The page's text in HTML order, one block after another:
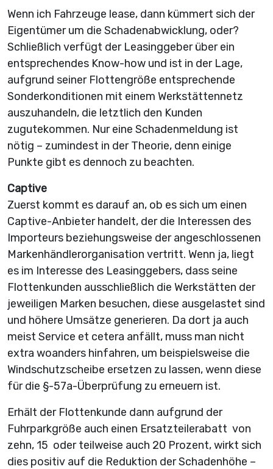
Wenn ich Fahrzeuge lease, dann kümmert sich der
Eigentümer um die Schadenabwicklung, oder?
Schließlich verfügt der Leasinggeber über ein
entsprechendes Know-how und ist in der Lage,
aufgrund seiner Flottengröße entsprechende
Sonderkonditionen mit einem Werkstättennetz
auszuhandeln, die letztlich den Kunden
zugutekommen. Nur eine Schadenmeldung ist
nötig – zumindest in der Theorie, denn einige
Punkte gibt es dennoch zu beachten.
Captive
Zuerst kommt es darauf an, ob es sich um einen
Captive-Anbieter handelt, der die Interessen des
Importeurs beziehungsweise der angeschlossenen
Markenhändlerorganisation vertritt. Wenn ja, liegt
es im Interesse des Leasinggebers, dass seine
Flottenkunden ausschließlich die Werkstätten der
jeweiligen Marken besuchen, diese ausgelastet sind
und höhere Umsätze generieren. Da dort ja auch
meist Service et cetera anfällt, muss man nicht
extra woanders hinfahren, um beispielsweise die
Windschutzscheibe ersetzen zu lassen, wenn diese
für die §-57a-Überprüfung zu erneuern ist.
Erhält der Flottenkunde dann aufgrund der
Fuhrparkgröße auch einen Ersatzteilerabatt von
zehn, 15 oder teilweise auch 20 Prozent, wirkt sich
dies positiv auf die Reduktion der Schadenhöhe –